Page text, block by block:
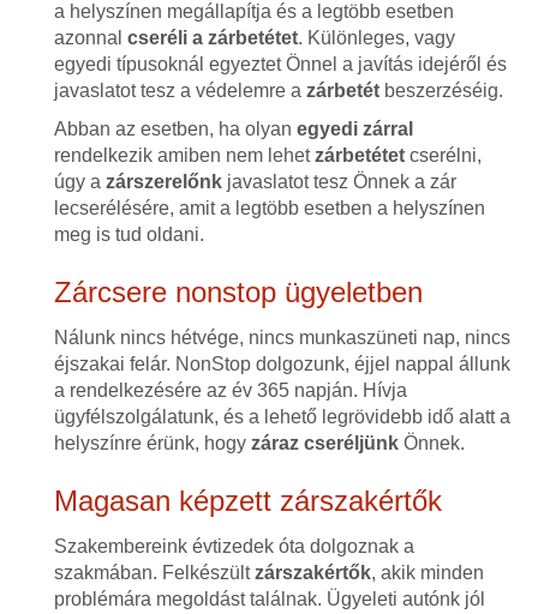
a helyszínen megállapítja és a legtöbb esetben
azonnal cseréli a zárbetétet. Különleges, vagy
egyedi típusoknál egyeztet Önnel a javítás idejéről és
javaslatot tesz a védelemre a zárbetétbeszerzéséig.
Abban az esetben, ha olyan egyedi zárral
rendelkezik amiben nem lehetzárbetétetcserélni,
úgy a zárszerelőnkjavaslatot tesz Önnek a zár
lecserélésére, amit a legtöbb esetben a helyszínen
meg is tud oldani.
Zárcsere nonstop ügyeletben
Nálunk nincs hétvége, nincs munkaszüneti nap, nincs
éjszakai felár. NonStop dolgozunk, éjjel nappal állunk
a rendelkezésére az év 365 napján. Hívja
ügyfélszolgálatunk, és a lehető legrövidebb idő alatt a
helyszínre érünk, hogy záraz cseréljünkÖnnek.
Magasan képzett zárszakértők
Szakembereink évtizedek óta dolgoznak a
szakmában. Felkészültzárszakértők, akik minden
problémára megoldást találnak. Ügyeleti autónk jól